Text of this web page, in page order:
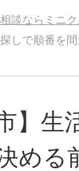
談ならミニ
しで順番を
】
める